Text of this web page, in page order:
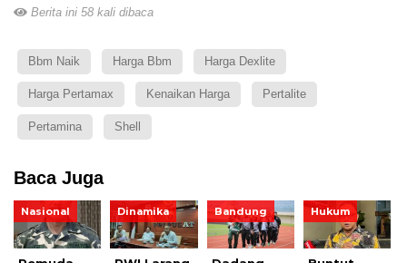
Berita ini 58 kali dibaca
Bbm Naik Harga Bbm Harga Dexlite
Harga Pertamax Kenaikan Harga Pertalite
Pertamina Shell
Baca Juga
Nasional Dinamika Bandung Hukum